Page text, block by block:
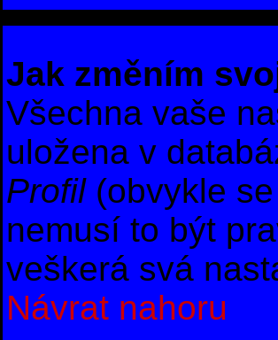
Jak změním
Všechna vaše
uložena v
Profil(obvykle se
nemusí to být
veškerá svá
Návrat nahoru